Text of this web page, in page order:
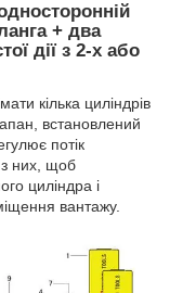
+ два
дії з 2-х або
кілька циліндрів
встановлений
потік
з них, щоб
циліндра і
вантажу.